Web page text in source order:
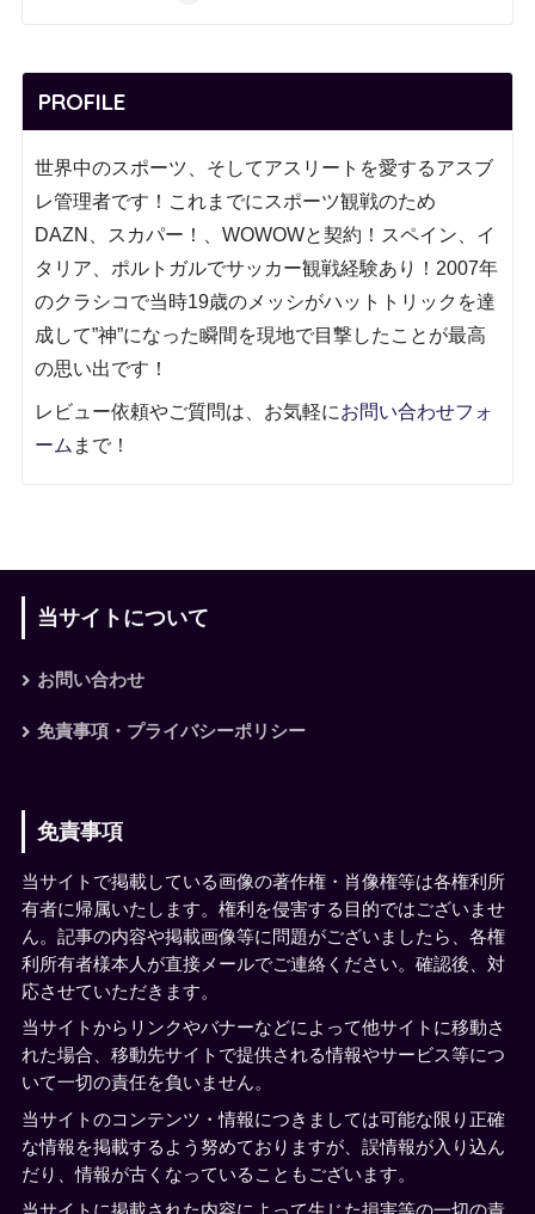
PROFILE
世界中のスポーツ、そしてアスリートを愛するアスブ
レ管理者です！これまでにスポーツ観戦のため
DAZN、スカパー！、WOWOWと契約！スペイン、イ
タリア、ポルトガルでサッカー観戦経験あり！2007年
のクラシコで当時19歳のメッシがハットトリックを達
成して”神”になった瞬間を現地で目撃したことが最高
の思い出です！
レビュー依頼やご質問は、 お気軽にお問い合わせフォ
ーム まで！
当サイトについて
お問い合わせ
免責事項・プライバシーポリシー
免責事項
当サイトで掲載している画像の著作権・肖像権等は各権利所
有者に帰属いたします。権利を侵害する目的ではございませ
ん。記事の内容や掲載画像等に問題がございましたら、各権
利所有者様本人が直接メールでご連絡ください。確認後、対
応させていただきます。
当サイトからリンクやバナーなどによって他サイトに移動さ
れた場合、移動先サイトで提供される情報やサービス等につ
いて一切の責任を負いません。
当サイトのコンテンツ・情報につきましては可能な限り正確
な情報を掲載するよう努めておりますが、誤情報が入り込ん
だり、情報が古くなっていることもございます。